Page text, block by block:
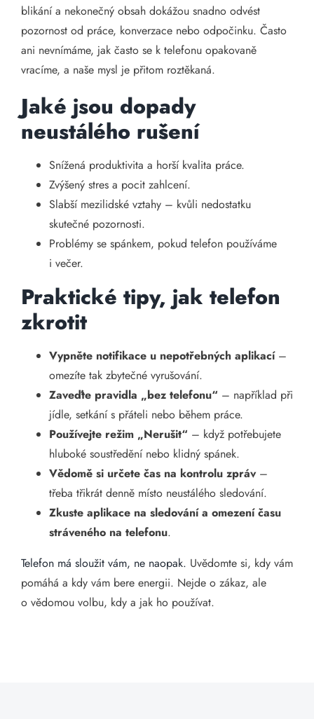
blikání a nekonečný obsah dokážou snadno odvést
pozornost od práce, konverzace nebo odpočinku. Často
ani nevnímáme, jak často se k telefonu opakovaně
vracíme, a naše mysl je přitom roztěkaná.
Jaké jsou dopady
neustálého rušení
Snížená produktivita a horší kvalita práce.
Zvýšený stres a pocit zahlcení.
Slabší mezilidské vztahy – kvůli nedostatku
skutečné pozornosti.
Problémy se spánkem, pokud telefon používáme
i večer.
Praktické tipy, jak telefon
zkrotit
Vypněte notifikace u nepotřebných aplikací–
omezíte tak zbytečné vyrušování.
Zaveďte pravidla „bez telefonu“ – například při
jídle, setkání s přáteli nebo během práce.
Používejte režim „Nerušit“ – když potřebujete
hluboké soustředění nebo klidný spánek.
Vědomě si určete čas na kontrolu zpráv–
třeba třikrát denně místo neustálého sledování.
Zkuste aplikace na sledování a omezení času
stráveného na telefonu.
Telefon má sloužit vám, ne naopak. Uvědomte si, kdy vám
pomáhá a kdy vám bere energii. Nejde o zákaz, ale
o vědomou volbu, kdy a jak ho používat.